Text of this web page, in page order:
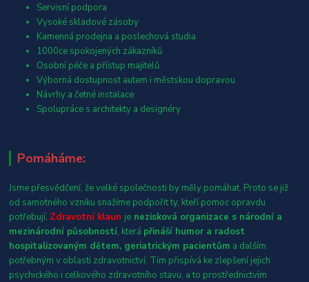
Servisní podpora
Vysoké skladové zásoby
Kamenná prodejna a poslechová studia
1000ce spokojených zákazníků
Osobní péče a přístup majitelů
Výborná dostupnost autem i městskou dopravou
Návrhy a četné instalace
Spolupráce s architekty a designéry
Pomáháme:
Jsme přesvědčení, že velké společnosti by měly pomáhat. Proto se již
od samotného vzniku snažíme podpořit ty, kteří pomoc opravdu
potřebují. Zdravotní klaun je nezisková organizace s národní a
mezinárodní působností, která přináší humor a radost
hospitalizovaným dětem, geriatrickým pacientům a dalším
potřebným v oblasti zdravotnictví. Tím přispívá ke zlepšení jejich
psychického i celkového zdravotního stavu, a to prostřednictvím